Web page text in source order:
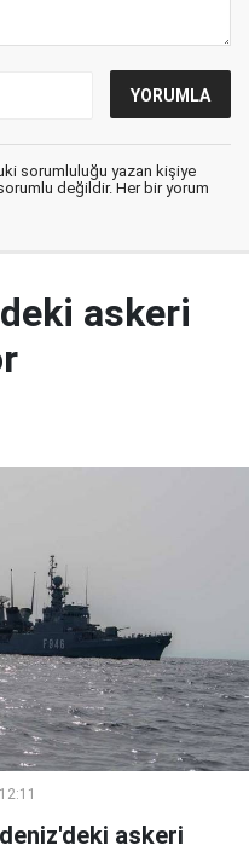
sorumluluğu yazan kişiye
değildir. Her bir yorum
askeri
askeri